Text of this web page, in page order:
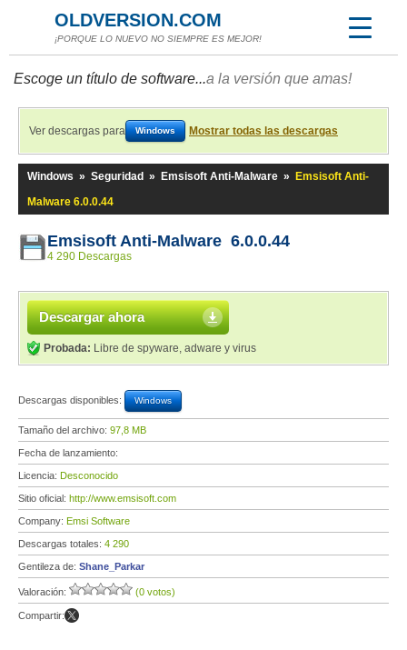
OLDVERSION.COM
¡PORQUE LO NUEVO NO SIEMPRE ES MEJOR!
Escoge un título de software...a la versión que amas!
Ver descargas para Windows Mostrar todas las descargas
Windows » Seguridad » Emsisoft Anti-Malware »
Emsisoft Anti-
Malware 6.0.0.44
Emsisoft Anti-Malware 6.0.0.44
4 290 Descargas
Descargar ahora
Probada: Libre de spyware, adware y virus
Descargas disponibles: Windows
Tamaño del archivo: 97,8 MB
Fecha de lanzamiento:
Licencia: Desconocido
Sitio oficial: http://www.emsisoft.com
Company: Emsi Software
Descargas totales: 4 290
Gentileza de: Shane_Parkar
Valoración: (0 votos)
Compartir: